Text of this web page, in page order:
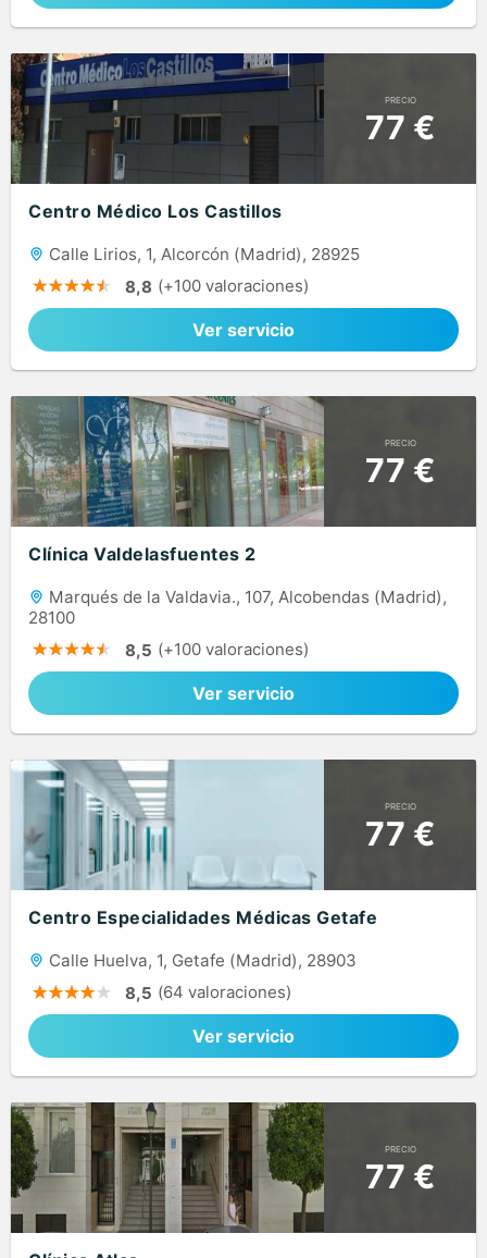
PRECIO
77 €
Centro Médico Los Castillos
Calle Lirios, 1, Alcorcón (Madrid), 28925
8,8 (+100 valoraciones)
Ver servicio
PRECIO
77 €
Clínica Valdelasfuentes 2
Marqués de la Valdavia., 107, Alcobendas (Madrid),
28100
8,5 (+100 valoraciones)
Ver servicio
PRECIO
77 €
Centro Especialidades Médicas Getafe
Calle Huelva, 1, Getafe (Madrid), 28903
8,5 (64 valoraciones)
Ver servicio
PRECIO
77 €